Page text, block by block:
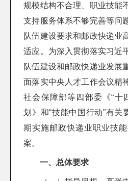
规模结构不合理、职业技能
支持服务体系不够完善等问
队伍建设要求和邮政快递业
适应。为深入贯彻落实习近
队伍建设和邮政快递业发展
面落实中央人才工作会议精
社会保障部等四部委《“十
划》和“技能中国行动”有关
期实施邮政快递业职业技
案。
一、总体要求